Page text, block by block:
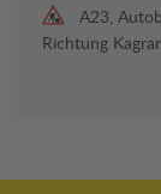
A23,
Richtung